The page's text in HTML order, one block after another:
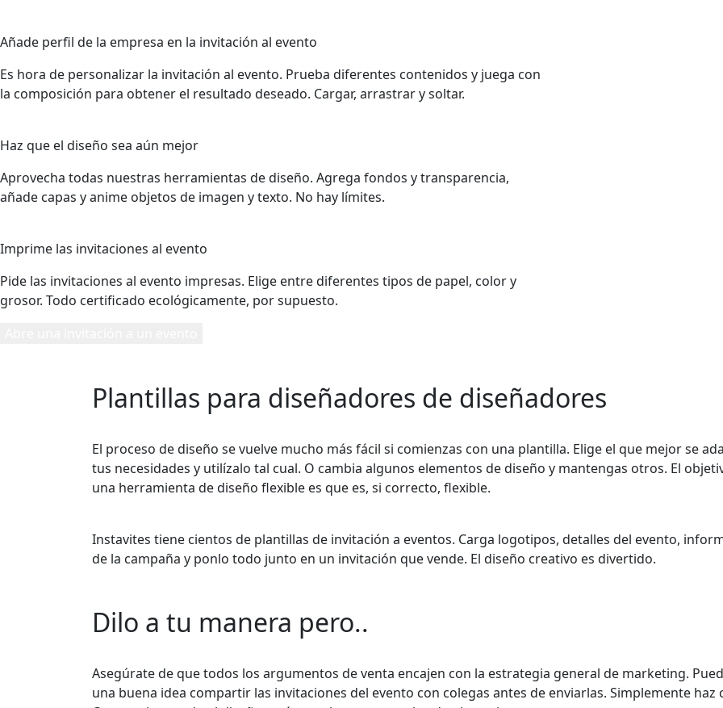
Añade perfil de la empresa en la invitación al evento
Es hora de personalizar la invitación al evento. Prueba diferentes contenidos y juega con
la composición para obtener el resultado deseado. Cargar, arrastrar y soltar.
Haz que el diseño sea aún mejor
Aprovecha todas nuestras herramientas de diseño. Agrega fondos y transparencia,
añade capas y anime objetos de imagen y texto. No hay límites.
Imprime las invitaciones al evento
Pide las invitaciones al evento impresas. Elige entre diferentes tipos de papel, color y
grosor. Todo certificado ecológicamente, por supuesto.
Plantillas para diseñadores de diseñadores
El proceso de diseño se vuelve mucho más fácil si comienzas con una plantilla. Elige el que mejor se
tus necesidades y utilízalo tal cual. O cambia algunos elementos de diseño y mantengas otros. El
una herramienta de diseño flexible es que es, si correcto, flexible.
Instavites tiene cientos de plantillas de invitación a eventos. Carga logotipos, detalles del evento,
de la campaña y ponlo todo junto en un invitación que vende. El diseño creativo es divertido.
Dilo a tu manera pero..
Asegúrate de que todos los argumentos de venta encajen con la estrategia general de marketing.
una buena idea compartir las invitaciones del evento con colegas antes de enviarlas. Simplemente haz